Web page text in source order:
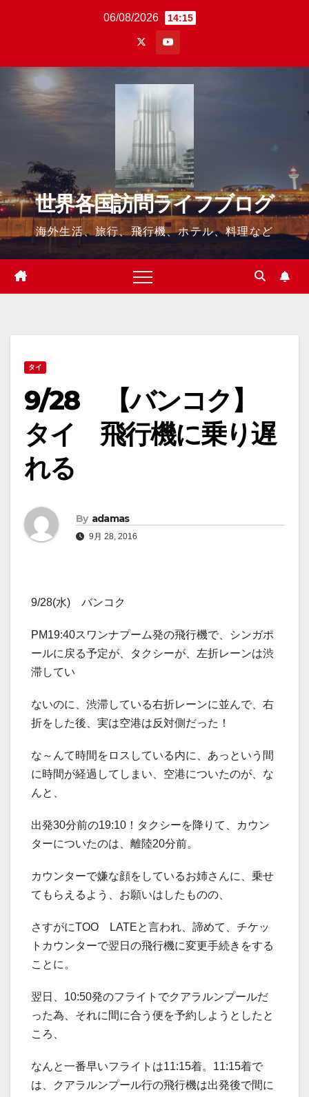
06/08/2026 14:15
世界各国訪問ライフブログ
海外生活、旅行、飛行機、ホテル、料理など
タイ
9/28 【バンコク】
タイ 飛行機に乗り遅
れる
By adamas
9月 28, 2016
9/28(水) バンコク
PM19:40スワンナプーム発の飛行機で、シンガポ
ールに戻る予定が、タクシーが、左折レーンは渋
滞してい
ないのに、渋滞している右折レーンに並んで、右
折をした後、実は空港は反対側だった！
な～んて時間をロスしている内に、あっという間
に時間が経過してしまい、空港についたのが、な
んと、
出発30分前の19:10！タクシーを降りて、カウン
ターについたのは、離陸20分前。
カウンターで嫌な顔をしているお姉さんに、乗せ
てもらえるよう、お願いはしたものの、
さすがにTOO LATEと言われ、諦めて、チケッ
トカウンターで翌日の飛行機に変更手続きをする
ことに。
翌日、10:50発のフライトでクアラルンプールだ
った為、それに間に合う便を予約しようとしたと
ころ、
なんと一番早いフライトは11:15着。11:15着で
は、クアラルンプール行の飛行機は出発後で間に